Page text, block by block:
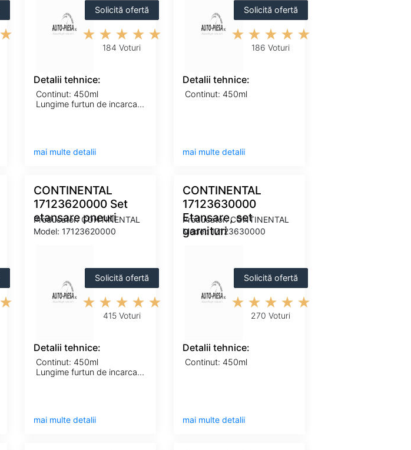
Solicită ofertă
184 Voturi
Detalii tehnice:
Continut: 450ml
Lungime furtun de incarcare [m]: 0,5m
mai multe detalii
Solicită ofertă
186 Voturi
Detalii tehnice:
Continut: 450ml
mai multe detalii
CONTINENTAL
17123620000 Set
etansare pneuri
Producator: CONTINENTAL
Model: 17123620000
Solicită ofertă
415 Voturi
Detalii tehnice:
Continut: 450ml
Lungime furtun de incarcare [m]: 0,5m
mai multe detalii
CONTINENTAL
17123630000
Etansare, set
garnituri
Producator: CONTINENTAL
Model: 17123630000
Solicită ofertă
270 Voturi
Detalii tehnice:
Continut: 450ml
mai multe detalii